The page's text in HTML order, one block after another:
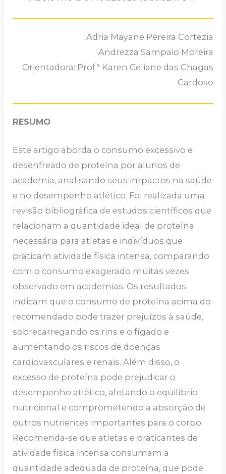
Adria Mayane Pereira Cortezia
Andrezza Sampaio Moreira
Orientadora: Prof.ª Karen Celiane das Chagas
Cardoso
RESUMO
Este artigo aborda o consumo excessivo e
desenfreado de proteína por alunos de
academia, analisando seus impactos na saúde
e no desempenho atlético. Foi realizada uma
revisão bibliográfica de estudos científicos que
relacionam a quantidade ideal de proteína
necessária para atletas e indivíduos que
praticam atividade física intensa, comparando
com o consumo exagerado muitas vezes
observado em academias. Os resultados
indicam que o consumo de proteína acima do
recomendado pode trazer prejuízos à saúde,
sobrecarregando os rins e o fígado e
aumentando os riscos de doenças
cardiovasculares e renais. Além disso, o
excesso de proteína pode prejudicar o
desempenho atlético, afetando o equilíbrio
nutricional e comprometendo a absorção de
outros nutrientes importantes para o corpo.
Recomenda-se que atletas e praticantes de
atividade física intensa consumam a
quantidade adequada de proteína, que pode